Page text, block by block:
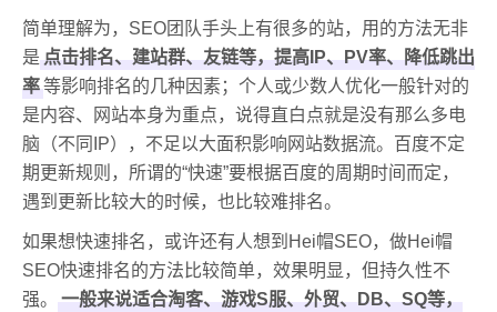
简单理解为，SEO团队手头上有很多的站，用的方法无非
是 点击排名、建站群、友链等，提高IP、PV率、降低跳出
率等影响排名的几种因素；个人或少数人优化一般针对的
是内容、网站本身为重点，说得直白点就是没有那么多电
脑（不同IP），不足以大面积影响网站数据流。百度不定
期更新规则，所谓的“快速”要根据百度的周期时间而定，
遇到更新比较大的时候，也比较难排名。
如果想快速排名，或许还有人想到Hei帽SEO，做Hei帽
SEO快速排名的方法比较简单，效果明显，但持久性不
强。
一般来说适合淘客、游戏S服、外贸、DB、SQ等，